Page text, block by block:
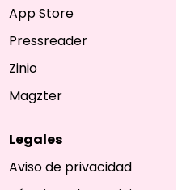
App Store
Pressreader
Zinio
Magzter
Legales
Aviso de privacidad